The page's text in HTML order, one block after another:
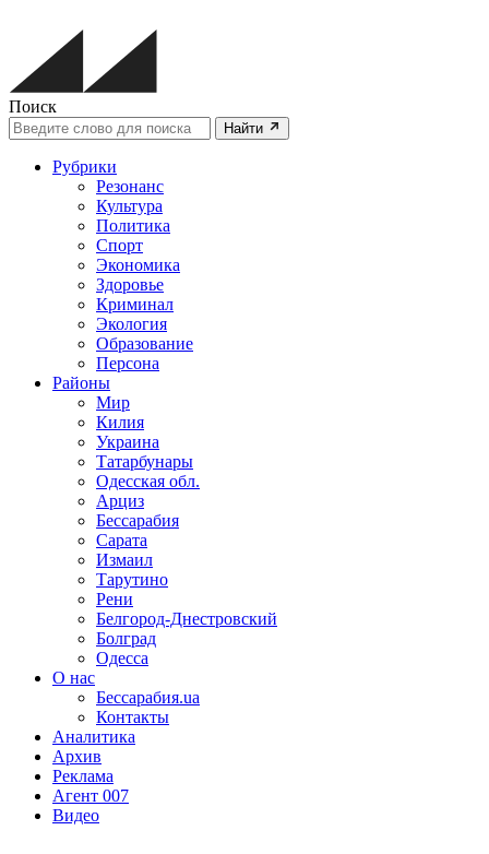
Поиск
Найти
Рубрики
Резонанс
Культура
Политика
Спорт
Экономика
Здоровье
Криминал
Экология
Образование
Персона
Районы
Мир
Килия
Украина
Татарбунары
Одесская обл.
Арциз
Бессарабия
Сарата
Измаил
Тарутино
Рени
Белгород-Днестровский
Болград
Одесса
О нас
Бессарабия.ua
Контакты
Аналитика
Архив
Реклама
Агент 007
Видео